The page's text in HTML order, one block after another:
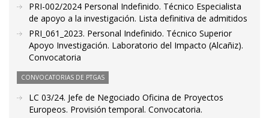
PRI-002/2024 Personal Indefinido. Técnico Especialista
de apoyo a la investigación. Lista definitiva de admitidos
PRI_061_2023. Personal Indefinido. Técnico Superior
Apoyo Investigación. Laboratorio del Impacto (Alcañiz).
Convocatoria
CONVOCATORIAS DE PTGAS
LC 03/24. Jefe de Negociado Oficina de Proyectos
Europeos. Provisión temporal. Convocatoria.